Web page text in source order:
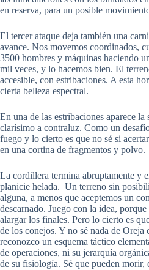
en reserva, para un posible
El tercer ataque deja también una
avance. Nos movemos coordinados,
3500 hombres y máquinas haciendo
mil veces, y lo hacemos bien. El
accesible, con estribaciones. A esta
cierta belleza espectral.
En una de las estribaciones aparece
clarísimo a contraluz. Como un
fuego y lo cierto es que no sé si
en una cortina de fragmentos y polvo.
La cordillera termina abruptamente y
planicie helada. Un terreno sin
alguna, a menos que aceptemos un
descarnado. Juego con la idea,
alargar los finales. Pero lo cierto es
de los conejos. Y no sé nada de Oreja
reconozco un esquema táctico
de operaciones, ni su jerarquía
de su fisiología. Sé que pueden morir,